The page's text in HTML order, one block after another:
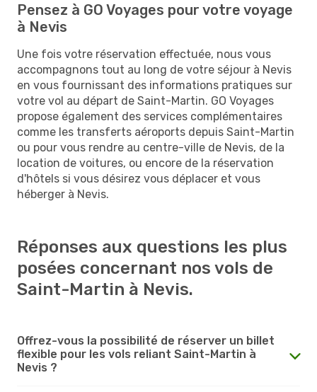
Pensez à GO Voyages pour votre voyage
à Nevis
Une fois votre réservation effectuée, nous vous
accompagnons tout au long de votre séjour à Nevis
en vous fournissant des informations pratiques sur
votre vol au départ de Saint-Martin. GO Voyages
propose également des services complémentaires
comme les transferts aéroports depuis Saint-Martin
ou pour vous rendre au centre-ville de Nevis, de la
location de voitures, ou encore de la réservation
d'hôtels si vous désirez vous déplacer et vous
héberger à Nevis.
Réponses aux questions les plus
posées concernant nos vols de
Saint-Martin à Nevis.
Offrez-vous la possibilité de réserver un billet
flexible pour les vols reliant Saint-Martin à
Nevis ?